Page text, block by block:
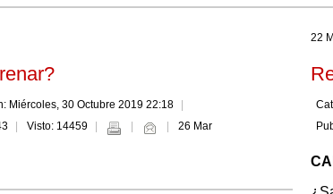
Miércoles, 30 Octubre 2019 22:18
Visto: 14459 26 Mar
22